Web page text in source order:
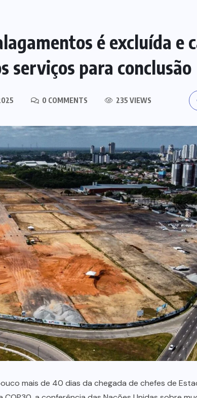
é excluída e
serviços para conclusão
0 COMMENTS 235 VIEWS
pouco mais de 40 dias da chegada de chefes de
vaso
3 kg e